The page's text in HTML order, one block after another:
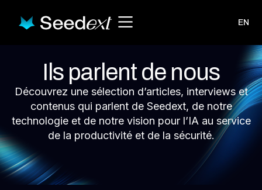
EN
Ils parlent de nous
Découvrez une sélection d’articles, interviews et
contenus qui parlent de Seedext, de notre
technologie et de notre vision pour l’IA au service
de la productivité et de la sécurité.